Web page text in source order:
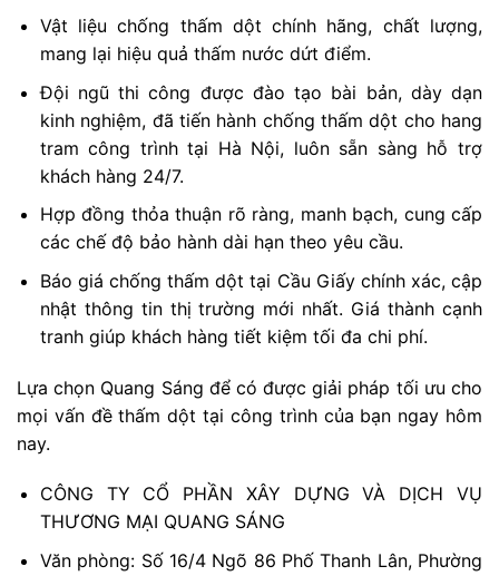
Vật liệu chống thấm dột chính hãng, chất lượng,
mang lại hiệu quả thấm nước dứt điểm.
Đội ngũ thi công được đào tạo bài bản, dày dạn
kinh nghiệm, đã tiến hành chống thấm dột cho hang
tram công trình tại Hà Nội, luôn sẵn sàng hỗ trợ
khách hàng 24/7.
Hợp đồng thỏa thuận rõ ràng, manh bạch, cung cấp
các chế độ bảo hành dài hạn theo yêu cầu.
Báo giá chống thấm dột tại Cầu Giấy chính xác, cập
nhật thông tin thị trường mới nhất. Giá thành cạnh
tranh giúp khách hàng tiết kiệm tối đa chi phí.
Lựa chọn Quang Sáng để có được giải pháp tối ưu cho
mọi vấn đề thấm dột tại công trình của bạn ngay hôm
nay.
CÔNG TY CỔ PHẦN XÂY DỰNG VÀ DỊCH VỤ
THƯƠNG MẠI QUANG SÁNG
Văn phòng: Số 16/4 Ngõ 86 Phố Thanh Lân, Phường